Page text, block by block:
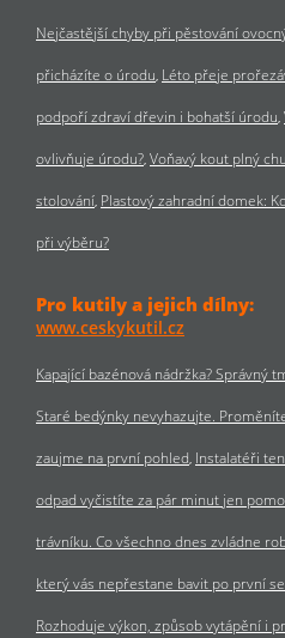
Nejčastější chyby při pěstování
přicházíte o úrodu Léto přeje
podpoří zdraví dřevin i bohatší úrodu
ovlivňuje úrodu? Voňavý kout plný
stolování Plastový zahradní domek:
při výběru?
Pro kutily a jejich dílny:
www.ceskykutil.cz
Kapající bazénová nádržka? Správný
Staré bedýnky nevyhazujte.
zaujme na první pohled Instalatéři
odpad vyčistíte za pár minut jen
trávníku. Co všechno dnes zvládne
který vás nepřestane bavit po první
Rozhoduje výkon, způsob vytápění i